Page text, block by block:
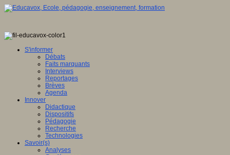
S'informer
Débats
Faits marquants
Interviews
Reportages
Brèves
Agenda
Innover
Didactique
Dispositifs
Pédagogie
Recherche
Technologies
Savoir(s)
Analyses